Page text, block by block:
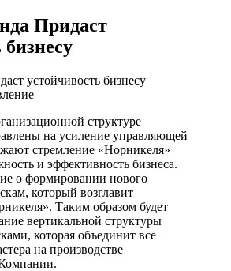
Придаст
структуре
на усиление управляющей
стремление «Норникеля»
и эффективность бизнеса.
о формировании нового
который возглавит
Таким образом будет
вертикальной структуры
которая объединит все
на производстве